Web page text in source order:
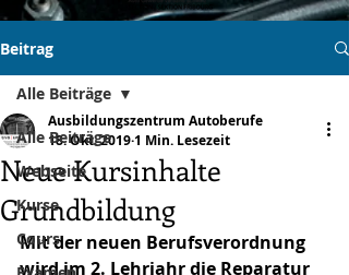
Beitrag
Alle Beiträge
Webseite
Kurse
Cours
Alle Beiträge
Neue Kursinhalte
Grundbildung
Ausbildungszentrum Autoberufe
18. Okt. 20191 Min. Lesezeit
Mit der neuen Berufsverordnung
wird im 2. Lehrjahr die Reparatur